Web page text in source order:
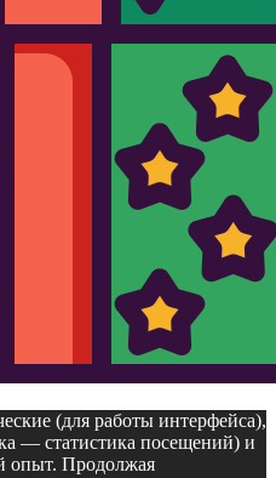
(для работы интерфейса),
— статистика посещений) и
опыт. Продолжая